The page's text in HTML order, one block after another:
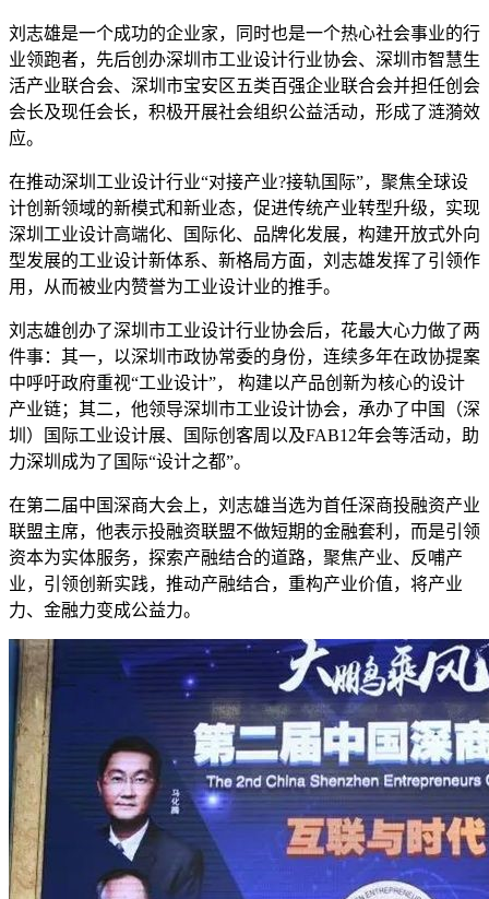
刘志雄是一个成功的企业家，同时也是一个热心社会事业的行
业领跑者，先后创办深圳市工业设计行业协会、深圳市智慧生
活产业联合会、深圳市宝安区五类百强企业联合会并担任创会
会长及现任会长，积极开展社会组织公益活动，形成了涟漪效
应。
在推动深圳工业设计行业“对接产业?接轨国际”，聚焦全球设
计创新领域的新模式和新业态，促进传统产业转型升级，实现
深圳工业设计高端化、国际化、品牌化发展，构建开放式外向
型发展的工业设计新体系、新格局方面，刘志雄发挥了引领作
用，从而被业内赞誉为工业设计业的推手。
刘志雄创办了深圳市工业设计行业协会后，花最大心力做了两
件事：其一，以深圳市政协常委的身份，连续多年在政协提案
中呼吁政府重视“工业设计”， 构建以产品创新为核心的设计
产业链；其二，他领导深圳市工业设计协会，承办了中国（深
圳）国际工业设计展、国际创客周以及FAB12年会等活动，助
力深圳成为了国际“设计之都”。
在第二届中国深商大会上，刘志雄当选为首任深商投融资产业
联盟主席，他表示投融资联盟不做短期的金融套利，而是引领
资本为实体服务，探索产融结合的道路，聚焦产业、反哺产
业，引领创新实践，推动产融结合，重构产业价值，将产业
力、金融力变成公益力。